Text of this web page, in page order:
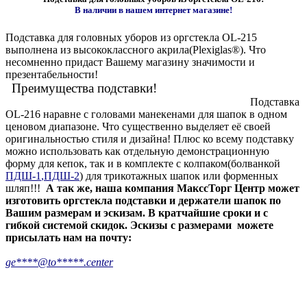
В наличии в нашем интернет магазине!
Подставка для головных уборов из оргстекла OL-215
выполнена из высококлассного акрила(Plexiglas®). Что
несомненно придаст Вашему магазину значимости и
презентабельности!
Преимущества подставки!
Подставка
OL-216 наравне с головами манекенами для шапок в одном
ценовом диапазоне. Что существенно выделяет её своей
оригинальностью стиля и дизайна! Плюс ко всему подставку
можно использовать как отдельную демонстрационную
форму для кепок, так и в комплекте с колпаком(болванкой
ПДШ-1 ,ПДШ-2) для трикотажных шапок или форменных
шляп!!! А так же, наша компания МакссТорг Центр может
изготовить оргстекла подставки и держатели шапок по
Вашим размерам и эскизам. В кратчайшие сроки и с
гибкой системой скидок. Эскизы с размерами можете
присылать нам на почту:
ge****@to*****.center